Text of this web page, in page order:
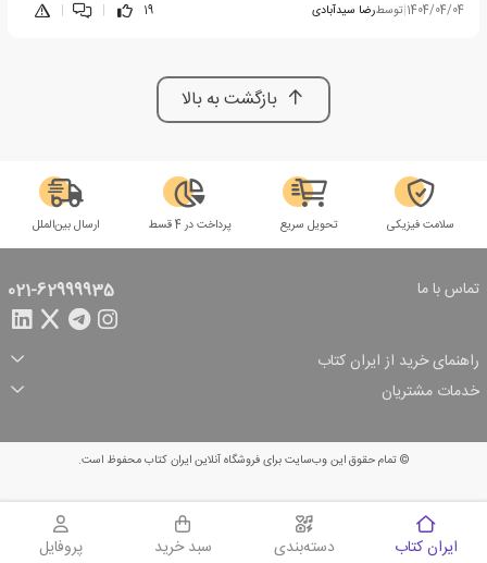
1404/04/04 توسطرضا سیدآبادی 19
بازگشت به بالا
سلامت فیزیکی تحویل سریع پرداخت در 4 قسط ارسال بین‌الملل
تماس با ما 021-62999935
راهنمای خرید از ایران کتاب
ثبت سفارش
شرایط ارسال سفارش
شیوه پرداخت
تخفیف‌های خرید
خدمات مشتریان
© تمام حقوق این وب‌سایت برای فروشگاه آنلاین ایران کتاب محفوظ است.
ایران کتاب دسته‌بندی
سبد خرید
سبد خرید پروفایل